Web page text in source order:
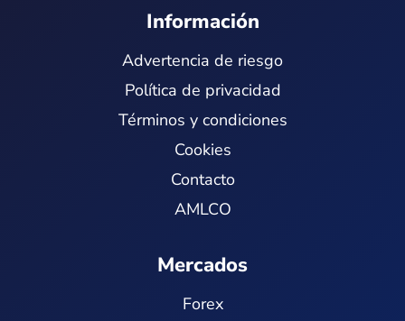
Información
Advertencia de riesgo
Política de privacidad
Términos y condiciones
Cookies
Contacto
AMLCO
Mercados
Forex